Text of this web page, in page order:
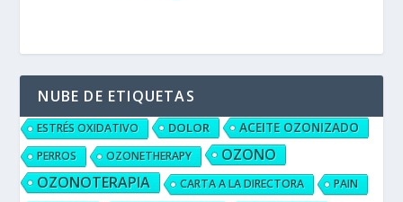
NUBE DE ETIQUETAS
ESTRÉS OXIDATIVO DOLOR ACEITE OZONIZADO
PERROS OZONETHERAPY
OZONO
OZONOTERAPIA
CARTA A LA DIRECTORA
PAIN